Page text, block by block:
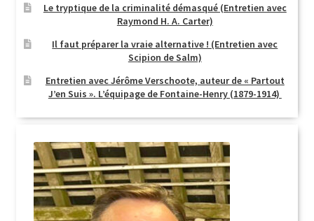
Le tryptique de la criminalité démasqué (Entretien avec
Raymond H. A. Carter)
Il faut préparer la vraie alternative ! (Entretien avec
Scipion de Salm)
Entretien avec Jérôme Verschoote, auteur de « Partout
J’en Suis ». L’équipage de Fontaine-Henry (1879-1914)